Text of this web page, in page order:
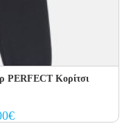
PERFECT Kορίτσι
€Current
price